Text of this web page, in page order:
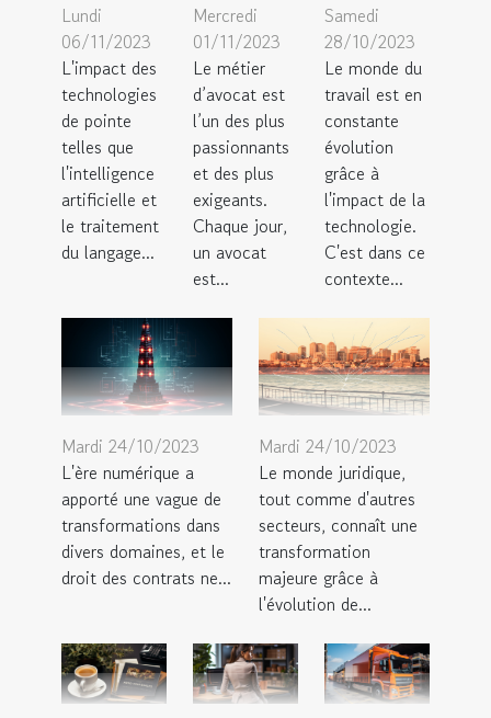
Lundi
06/11/2023
L'impact des
technologies
de pointe
telles que
l'intelligence
artificielle et
le traitement
du langage...
Mercredi
01/11/2023
Le métier
d’avocat est
l’un des plus
passionnants
et des plus
exigeants.
Chaque jour,
un avocat
est...
Samedi
28/10/2023
Le monde du
travail est en
constante
évolution
grâce à
l'impact de la
technologie.
C'est dans ce
contexte...
Mardi 24/10/2023
L'ère numérique a
apporté une vague de
transformations dans
divers domaines, et le
droit des contrats ne...
Mardi 24/10/2023
Le monde juridique,
tout comme d'autres
secteurs, connaît une
transformation
majeure grâce à
l'évolution de...